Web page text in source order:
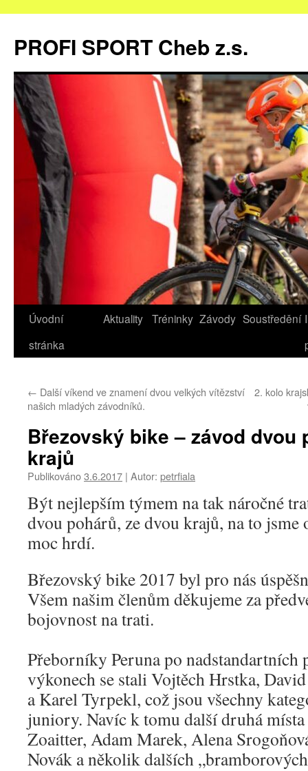
obsahu
webu
PROFI SPORT Cheb z.s.
Úvodní
stránka
Aktuality Tréninky Závody Soustředění
← Další víkend ve znamení dvou velkých vítězství
našich mladých závodníků.
2. kolo
Březovský bike – závod dvou
krajů
Publikováno3.6.2017 | Autor: petrfiala
Být nejlepším týmem na tak náročné
dvou pohárů, ze dvou krajů, na to
moc hrdí.
Březovský bike 2017 byl pro nás
Všem našim členům děkujeme za
bojovnost na trati.
Přeborníky Peruna po nadstandartních
výkonech se stali Vojtěch Hrstka,
a Karel Tyrpekl, což jsou všechny
juniory. Navíc k tomu další druhá místa
Zoaitter, Adam Marek, Alena
Novák a několik dalších